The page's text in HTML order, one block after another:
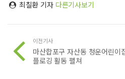
최칠환 기자 다른기사보기
이전기사
마산합포구 자산동 청운어린이
플로깅 활동 펼쳐